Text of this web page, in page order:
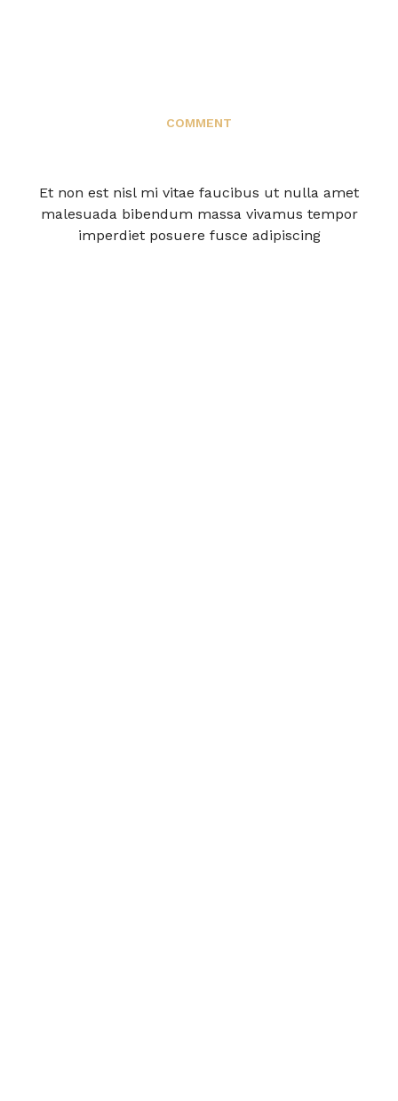
COMMENT
Et non est nisl mi vitae faucibus ut nulla amet
malesuada bibendum massa vivamus tempor
imperdiet posuere fusce adipiscing